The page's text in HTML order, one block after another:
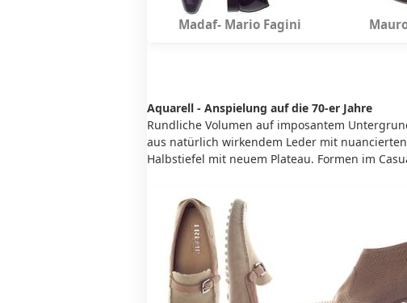
Madaf- Mario Fagini
Aquarell - Anspielung auf die 70-er Jahre
Rundliche Volumen auf imposantem
aus natürlich wirkendem Leder mit
Halbstiefel mit neuem Plateau. Formen im